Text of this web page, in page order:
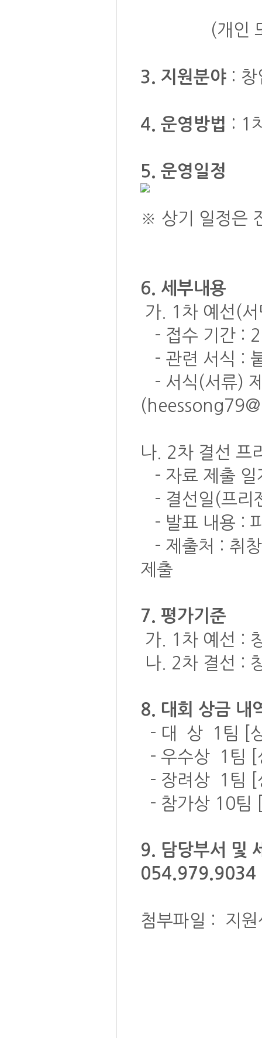
(개인 또는
3. 지원분야 : 창
4. 운영방법 : 1
5. 운영일정
※ 상기 일정은
6. 세부내용
가. 1차 예선(
- 접수 기간 :
- 관련 서식 :
- 서식(서류)
나. 2차 결선 프
- 자료 제출
- 결선일(프리
- 발표 내용 :
- 제출처 : 취
제출
7. 평가기준
가. 1차 예선 :
나. 2차 결선 :
8. 대회 상금
- 대 상 1팀 [
- 우수상 1팀 [
- 장려상 1팀 [
- 참가상 10팀
9. 담당부서 및
054.979.9034
첨부파일 : 지